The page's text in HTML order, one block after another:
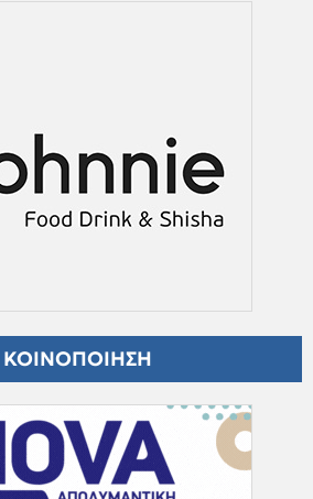
ΚΟΙΝΟΠΟΙΗΣΗ